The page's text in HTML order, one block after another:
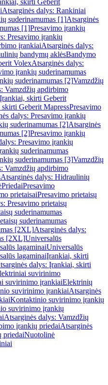
skirti Geberit
Atsarginės dalys: Rankiniai
suderinamumas [1]Atsarginės
[1]Presavimo įrankių
Presavimo įrankių
įrankiaiAtsarginės dalys:
bandymų aklėsBandymo
VolexAtsarginės dalys:
įrankių suderinamumas
suderinamumas [2]Vamzdžių
Vamzdžių apdirbimo
Įrankiai, skirti Geberit
Geberit MapressPresavimo
dalys: Presavimo įrankių
suderinamumas [2]Atsarginės
[2]Presavimo įrankių
Presavimo įrankių
suderinamumas
suderinamumas [3]Vamzdžių
Vamzdžių apdirbimo
Atsarginės dalys: Hidraulinių
PriedaiPresavimo
prietaisaiPresavimo prietaisų
Presavimo prietaisų
suderinamumas
suderinamumas
[2XL]Atsarginės dalys:
[2XL]Universalūs
lagaminaiUniversalūs
lagaminaiĮrankiai, skirti
dalys: Įrankiai, skirti
suvirinimo
suvirinimo įrankiaiElektrinių
suvirinimo įrankiaiAtsarginės
Kontaktinio suvirinimo įrankių
suvirinimo įrankių
Atsarginės dalys: Vamzdžių
įrankių priedaiAtsarginės
priedaiNuotolinė